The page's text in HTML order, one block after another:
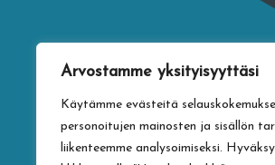
Arvostamme yksityisyyttäsi
Käytämme evästeitä
personoitujen mainosten ja sisällön
liikenteemme analysoimiseksi.